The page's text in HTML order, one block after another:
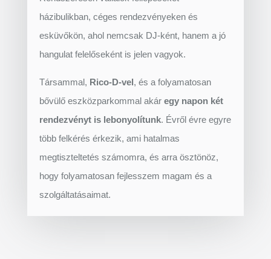
házibulikban, céges rendezvényeken és
esküvőkön, ahol nemcsak DJ-ként, hanem a jó
hangulat felelőseként is jelen vagyok.
Társammal, Rico-D-vel, és a folyamatosan
bővülő eszközparkommal akár egy napon két
rendezvényt is lebonyolítunk. Évről évre egyre
több felkérés érkezik, ami hatalmas
megtiszteltetés számomra, és arra ösztönöz,
hogy folyamatosan fejlesszem magam és a
szolgáltatásaimat.